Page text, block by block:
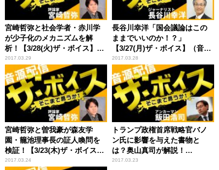
宮崎哲弥と社会学者・赤川学
が少子化のメカニズムを解
析！【3/28(火)ザ・ボイス】
（音声配信）
2017.03.29
長谷川幸洋「国会議論はこの
ままでいいのか！？」
【3/27(月)ザ・ボイス】（音声
配信）
2017.03.28
宮崎哲弥と曽我豪が森友学
園・籠池理事長の証人喚問を
検証！【3/23(木)ザ・ボイス】
（音声配信）
2017.03.24
トランプ政権首席戦略官バノ
ン氏に影響を与えた書物と
は？奥山真司が解説！
【3/22(水)ザ・ボイス】（音声
2017.03.23